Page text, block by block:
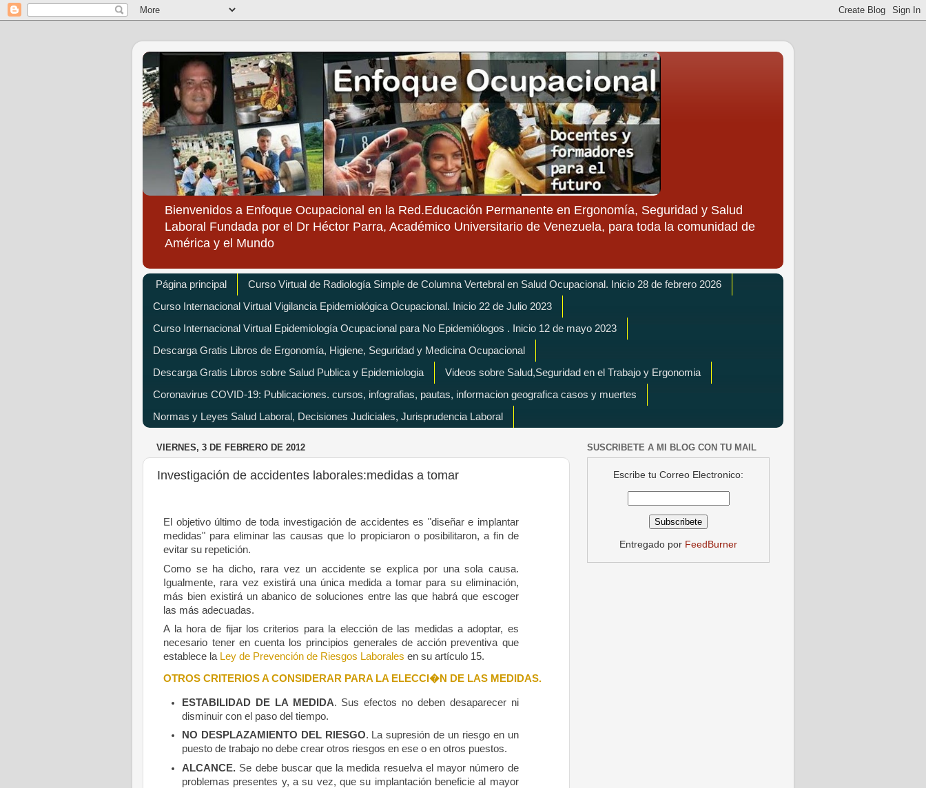
Bienvenidos a Enfoque Ocupacional en la Red.Educación Permanente en Ergonomía, Seguridad y Salud
Laboral Fundada por el Dr Héctor Parra, Académico Universitario de Venezuela, para toda la comunidad de
América y el Mundo
Página principal
Curso Virtual de Radiología Simple de Columna Vertebral en Salud Ocupacional. Inicio 28 de febrero 2026
Curso Internacional Virtual Vigilancia Epidemiológica Ocupacional. Inicio 22 de Julio 2023
Curso Internacional Virtual Epidemiología Ocupacional para No Epidemiólogos . Inicio 12 de mayo 2023
Descarga Gratis Libros de Ergonomía, Higiene, Seguridad y Medicina Ocupacional
Descarga Gratis Libros sobre Salud Publica y Epidemiologia
Videos sobre Salud,Seguridad en el Trabajo y Ergonomia
Coronavirus COVID-19: Publicaciones. cursos, infografias, pautas, informacion geografica casos y muertes
Normas y Leyes Salud Laboral, Decisiones Judiciales, Jurisprudencia Laboral
VIERNES, 3 DE FEBRERO DE 2012
Investigación de accidentes laborales:medidas a tomar
El objetivo último de toda investigación de accidentes es "diseñar e implantar
medidas" para eliminar las causas que lo propiciaron o posibilitaron, a fin de
evitar su repetición.
Como se ha dicho, rara vez un accidente se explica por una sola causa.
Igualmente, rara vez existirá una única medida a tomar para su eliminación,
más bien existirá un abanico de soluciones entre las que habrá que escoger
las más adecuadas.
A la hora de fijar los criterios para la elección de las medidas a adoptar, es
necesario tener en cuenta los principios generales de acción preventiva que
establece la Ley de Prevención de Riesgos Laborales en su artículo 15.
OTROS CRITERIOS A CONSIDERAR PARA LA ELECCI�N DE LAS MEDIDAS.
ESTABILIDAD DE LA MEDIDA. Sus efectos no deben desaparecer ni
disminuir con el paso del tiempo.
NO DESPLAZAMIENTO DEL RIESGO. La supresión de un riesgo en un
puesto de trabajo no debe crear otros riesgos en ese o en otros puestos.
ALCANCE. Se debe buscar que la medida resuelva el mayor número de
problemas presentes y, a su vez, que su implantación beneficie al mayor
SUSCRIBETE A MI BLOG CON TU MAIL
Escribe tu Correo Electronico:
Entregado por FeedBurner